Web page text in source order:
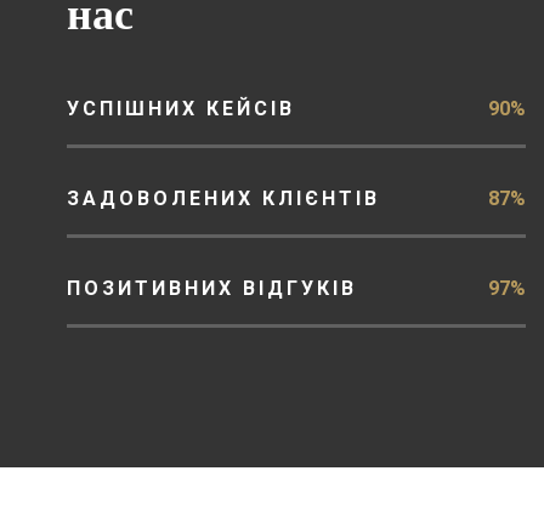
нас
УСПІШНИХ КЕЙСІВ 90%
ЗАДОВОЛЕНИХ КЛІЄНТІВ 87%
ПОЗИТИВНИХ ВІДГУКІВ 97%